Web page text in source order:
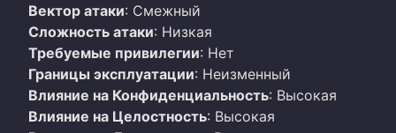
Вектор атаки: Смежный
Сложность атаки: Низкая
Требуемые привилегии: Нет
Границы эксплуатации: Неизменный
Влияние на Конфиденциальность: Высокая
Влияние на Целостность: Высокая